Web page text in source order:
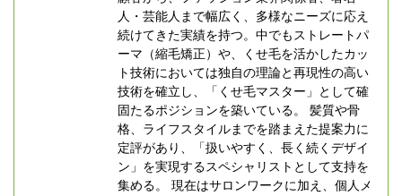
人・芸能人まで幅広く、多様なニーズに応え
続けてきた実績を持つ。中でもストレートパ
ーマ（縮毛矯正）や、くせ毛を活かしたカッ
ト技術においては独自の理論と再現性の高い
技術を確立し、「くせ毛マスター」として確
固たるポジションを築いている。 髪質や骨
格、ライフスタイルまでを踏まえた提案力に
定評があり、「扱いやすく、長く続くデザイ
ン」を実現するスペシャリストとして支持を
集める。 現在はサロンワークに加え、個人メ